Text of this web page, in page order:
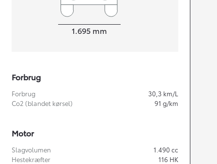
1.695 mm
Forbrug
Forbrug 30,3 km/L
Co2 (blandet kørsel)
91 g/km
Motor
Slagvolumen 1.490 cc
Hestekræfter
116 HK